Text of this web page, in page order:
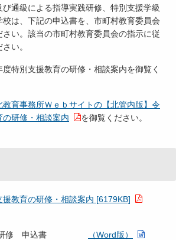
通級による指導実践研修、特別支援学級
は、下記の申込書を、市町村教育委員会
い。該当の市町村教育委員会の指示に従
い。
特別支援教育の研修・相談案内を御覧く
教育事務所Ｗｅｂサイトの【北管内版】令
研修・相談案内
を御覧ください。
教育の研修・相談案内 [6179KB]
践研修 申込書
（Word版）